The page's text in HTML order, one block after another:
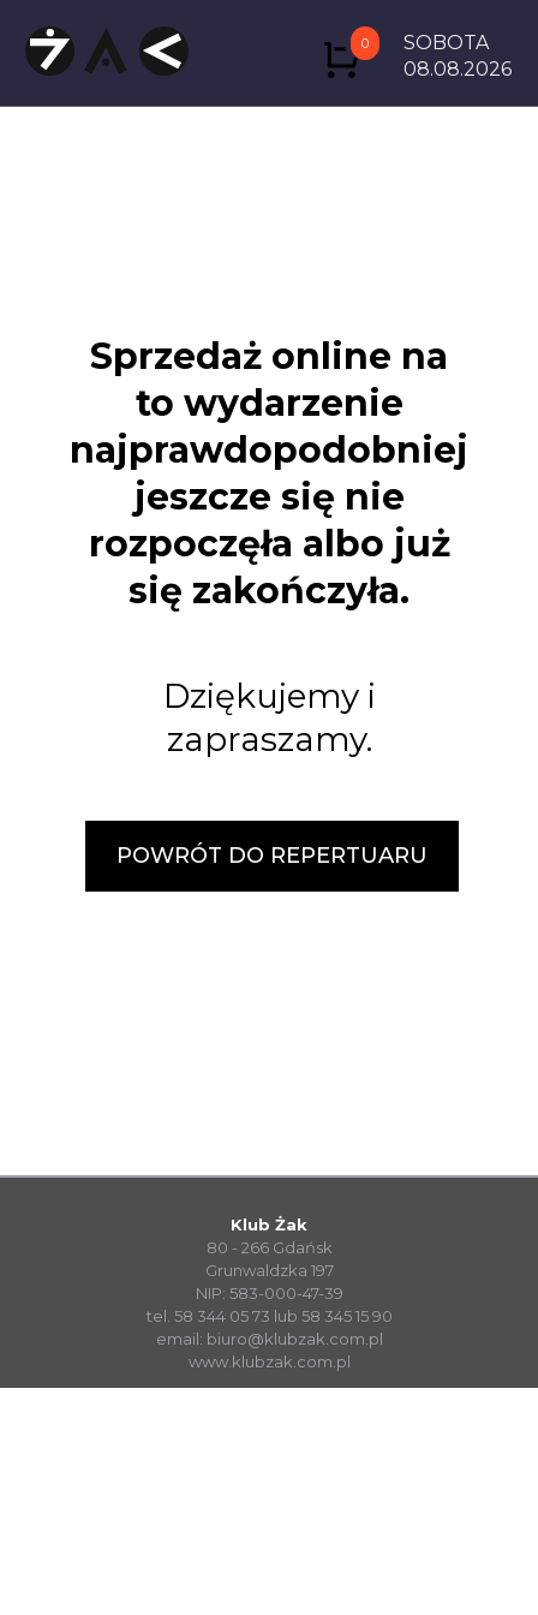
0
SOBOTA
08.08.2026
Sprzedaż online na
to wydarzenie
najprawdopodobniej
jeszcze się nie
rozpoczęła albo już
się zakończyła.
Dziękujemy i
zapraszamy.
POWRÓT DO REPERTUARU
Klub Żak
80 - 266 Gdańsk
Grunwaldzka 197
NIP: 583-000-47-39
tel. 58 344 05 73 lub 58 345 15 90
email: biuro@klubzak.com.pl
www.klubzak.com.pl